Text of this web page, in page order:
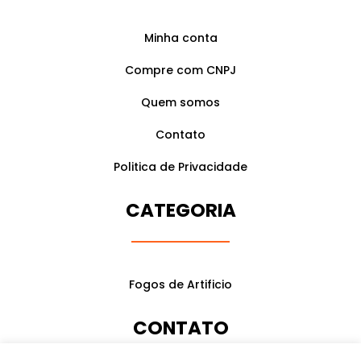
Minha conta
Compre com CNPJ
Quem somos
Contato
Politica de Privacidade
CATEGORIA
Fogos de Artificio
CONTATO